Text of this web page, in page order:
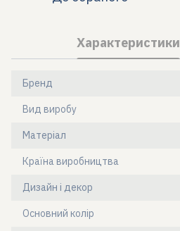
Характеристики
Бренд
Вид виробу
Матеріал
Країна виробництва
Дизайн і декор
Основний колір